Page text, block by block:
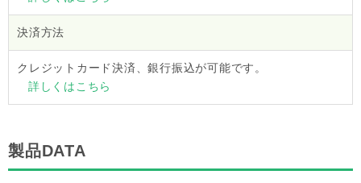
決済方法
クレジットカード決済、銀行振込が可能です。
詳しくはこちら
製品DATA